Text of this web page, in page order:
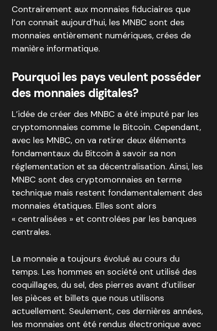
Contrairement aux monnaies fiduciaires que
l’on connait aujourd’hui, les MNBC sont des
monnaies entièrement numériques, crées de
manière informatique.
Pourquoi les pays veulent posséder
des monnaies digitales?
L’idée de créer des MNBC a été imputé par les
cryptomonnaies comme le Bitcoin. Cependant,
avec les MNBC, on va retirer deux éléments
fondamentaux du Bitcoin à savoir sa non
réglementation et sa décentralisation. Ainsi, les
MNBC sont des cryptomonnaies en terme
technique mais restent fondamentalement des
monnaies étatiques. Elles sont alors
« centralisées » et controlées par les banques
centrales.
La monnaie a toujours évolué au cours du
temps. Les hommes en société ont utilisé des
coquillages, du sel, des pierres avant d’utiliser
les pièces et billets que nous utilisons
actuellement. Seulement, ces dernières années,
les monnaies ont été rendus électronique avec